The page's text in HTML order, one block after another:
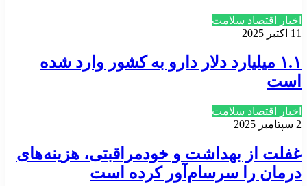
اخبار اقتصاد سلامت
11 اکتبر 2025
۱.۱ میلیارد دلار دارو به کشور وارد شده
است
اخبار اقتصاد سلامت
2 سپتامبر 2025
غفلت از بهداشت و خودمراقبتی، هزینه‌های
درمان را سرسام‌آور کرده است